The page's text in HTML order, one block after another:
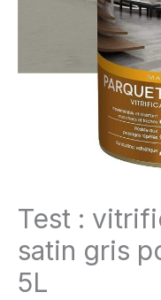
Test :
satin gris
5L